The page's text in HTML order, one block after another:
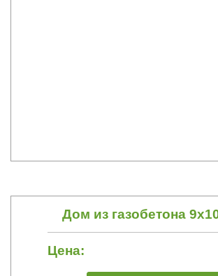
Дом из газобетона
Цена: